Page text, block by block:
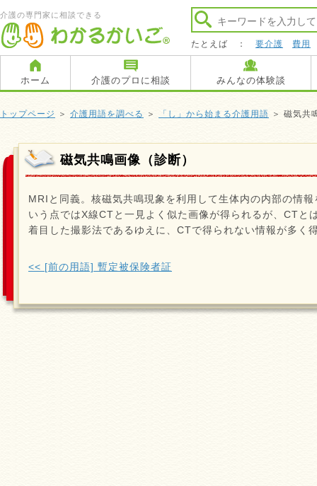
介護の専門家に相談できる
たとえば ： 要介護 費用
ホーム 介護のプロに相談 みんなの体験談
トップページ ＞ 介護用語を調べる ＞ 「し」から始まる介護用語 ＞ 磁気共
磁気共鳴画像（診断）
MRIと同義。核磁気共鳴現象を利用して生体内の内部の情
いう点ではX線CTと一見よく似た画像が得られるが、CTと
着目した撮影法であるゆえに、CTで得られない情報が多く
<< [前の用語] 暫定被保険者証